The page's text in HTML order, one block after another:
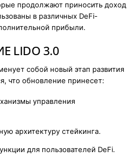
продолжают приносить доход
в различных DeFi-
прибыли.
LIDO 3.0
собой новый этап развития
что обновление принесет:
управления
архитектуру стейкинга.
для пользователей DeFi.